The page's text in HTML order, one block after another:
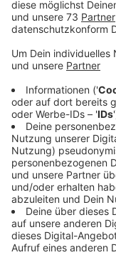
Anzeige
Anzeige
Vom 14. bis zum
kostenlose
einem RADIO
wird in diesem
teilte das
gibt es mehrere
Waffen oder